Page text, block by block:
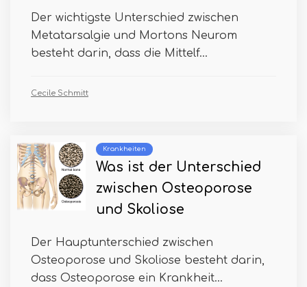
Der wichtigste Unterschied zwischen
Metatarsalgie und Mortons Neurom
besteht darin, dass die Mittelf...
Cecile Schmitt
Krankheiten
Was ist der Unterschied
zwischen Osteoporose
und Skoliose
Der Hauptunterschied zwischen
Osteoporose und Skoliose besteht darin,
dass Osteoporose ein Krankheit...